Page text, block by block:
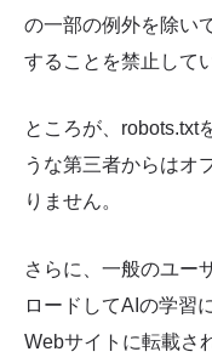
の一部の例外を除い
することを禁止して
ところが、robots.txt
うな第三者からはオ
りません。
さらに、一般のユー
ロードしてAIの学習
Webサイトに転載さ